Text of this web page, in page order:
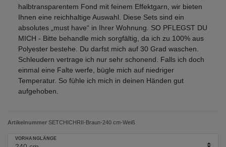
halbtransparentem Fond mit feinem Effektgarn, wir bieten
Ihnen eine reichhaltige Auswahl. Diese Sets sind ein
absolutes „must have“ in Ihrer Wohnung. SO PFLEGST DU
MICH - Bitte behandle mich sorgfältig, da ich zu 100% aus
Polyester bestehe. Du darfst mich auf 30 Grad waschen.
Schleudern vertrage ich nur sehr schonend. Falls ich doch
einmal eine Falte werfe, bügle mich auf niedriger
Temperatur. So fühle ich mich in deinen Händen gut
aufgehoben.
Artikelnummer SETCHICHRII-Braun-240 cm-Weiß
VORHANGLÄNGE